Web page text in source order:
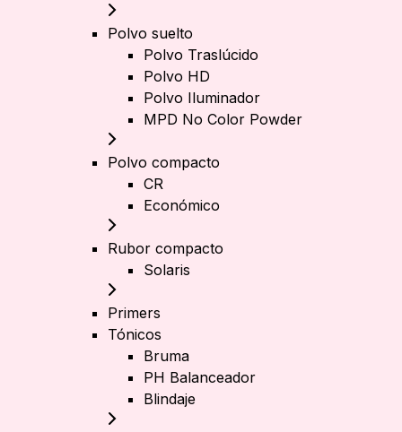
Polvo suelto
Polvo Traslúcido
Polvo HD
Polvo Iluminador
MPD No Color Powder
Polvo compacto
CR
Económico
Rubor compacto
Solaris
Primers
Tónicos
Bruma
PH Balanceador
Blindaje